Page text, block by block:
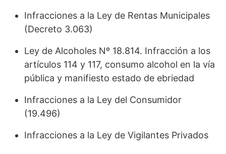
Infracciones a la Ley de Rentas Municipales
(Decreto 3.063)
Ley de Alcoholes Nº 18.814. Infracción a los
artículos 114 y 117, consumo alcohol en la vía
pública y manifiesto estado de ebriedad
Infracciones a la Ley del Consumidor
(19.496)
Infracciones a la Ley de Vigilantes Privados